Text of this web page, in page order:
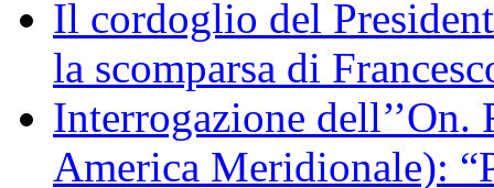
Il cordoglio del
la scomparsa di
Interrogazione
America Meridionale):